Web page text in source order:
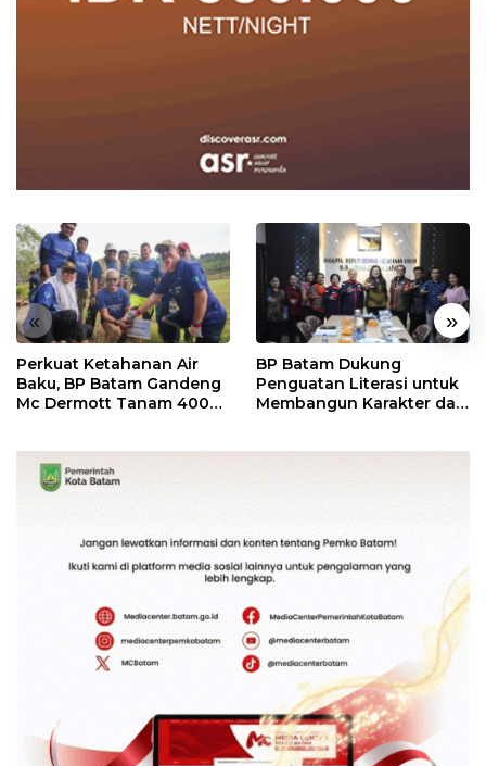
« »
Perkuat Ketahanan Air
Baku, BP Batam Gandeng
Mc Dermott Tanam 400
BP Batam Dukung
Penguatan Literasi untuk
Membangun Karakter dan